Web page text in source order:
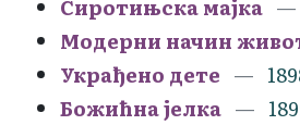
Сиротињска мајка
Модерни начин
Украђено дете
Божићна јелка